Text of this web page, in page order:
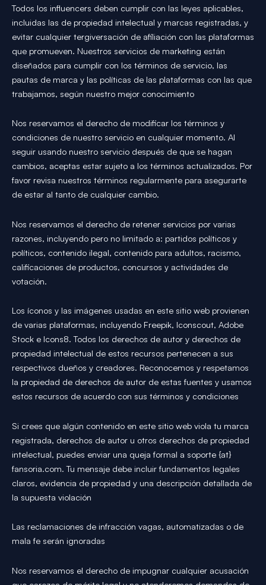
Todos los influencers deben cumplir con las leyes aplicables,
incluidas las de propiedad intelectual y marcas registradas, y
evitar cualquier tergiversación de afiliación con las plataformas
que promueven. Nuestros servicios de marketing están
diseñados para cumplir con los términos de servicio, las
pautas de marca y las políticas de las plataformas con las que
trabajamos, según nuestro mejor conocimiento
Nos reservamos el derecho de modificar los términos y
condiciones de nuestro servicio en cualquier momento. Al
seguir usando nuestro servicio después de que se hagan
cambios, aceptas estar sujeto a los términos actualizados. Por
favor revisa nuestros términos regularmente para asegurarte
de estar al tanto de cualquier cambio.
Nos reservamos el derecho de retener servicios por varias
razones, incluyendo pero no limitado a: partidos políticos y
políticos, contenido ilegal, contenido para adultos, racismo,
calificaciones de productos, concursos y actividades de
votación.
Los íconos y las imágenes usadas en este sitio web provienen
de varias plataformas, incluyendo Freepik, Iconscout, Adobe
Stock e Icons8. Todos los derechos de autor y derechos de
propiedad intelectual de estos recursos pertenecen a sus
respectivos dueños y creadores. Reconocemos y respetamos
la propiedad de derechos de autor de estas fuentes y usamos
estos recursos de acuerdo con sus términos y condiciones
Si crees que algún contenido en este sitio web viola tu marca
registrada, derechos de autor u otros derechos de propiedad
intelectual, puedes enviar una queja formal a soporte {at}
fansoria.com. Tu mensaje debe incluir fundamentos legales
claros, evidencia de propiedad y una descripción detallada de
la supuesta violación
Las reclamaciones de infracción vagas, automatizadas o de
mala fe serán ignoradas
Nos reservamos el derecho de impugnar cualquier acusación